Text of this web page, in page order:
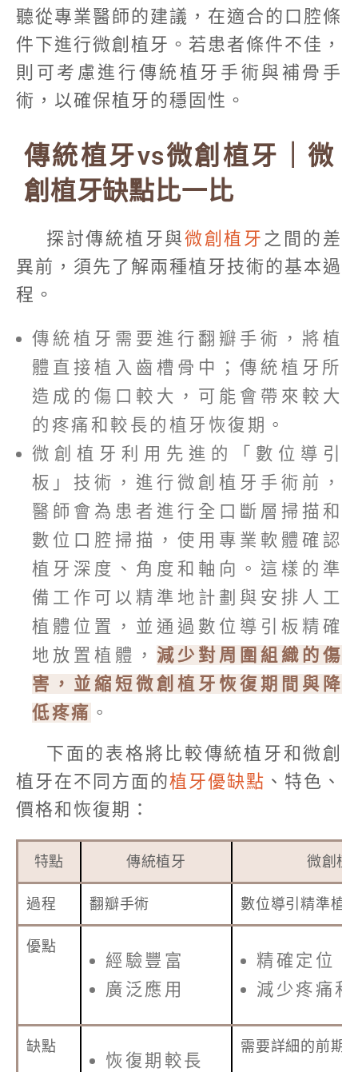
聽從專業醫師的建議，在適合的口腔條
件下進行微創植牙。若患者條件不佳，
則可考慮進行傳統植牙手術與補骨手
術，以確保植牙的穩固性。
傳統植牙vs微創植牙｜微
創植牙缺點比一比
探討傳統植牙與微創植牙 之間的差
異前，須先了解兩種植牙技術的基本過
程。
傳統植牙需要進行翻瓣手術，將植
體直接植入齒槽骨中；傳統植牙所
造成的傷口較大，可能會帶來較大
的疼痛和較長的植牙恢復期。
微創植牙利用先進的「數位導引
板」技術，進行微創植牙手術前，
醫師會為患者進行全口斷層掃描和
數位口腔掃描，使用專業軟體確認
植牙深度、角度和軸向。這樣的準
備工作可以精準地計劃與安排人工
植體位置，並通過數位導引板精確
地放置植體， 減少對周圍組織的傷
害，並縮短微創植牙恢復期間與降
低疼痛 。
下面的表格將比較傳統植牙和微創
植牙在不同方面的植牙優缺點 、特色、
價格和恢復期：
特點 傳統植牙 微創植
過程 翻瓣手術 數位導引精準植
優點
經驗豐富
廣泛應用
精確定位
減少疼痛
缺點
恢復期較長
需要詳細的前期